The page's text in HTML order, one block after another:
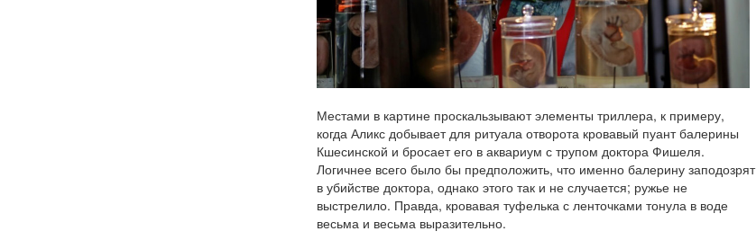
Местами в картине проскальзывают элементы триллера, к примеру,
когда Аликс добывает для ритуала отворота кровавый пуант балерины
Кшесинской и бросает его в аквариум с трупом доктора Фишеля.
Логичнее всего было бы предположить, что именно балерину заподозрят
в убийстве доктора, однако этого так и не случается; ружье не
выстрелило. Правда, кровавая туфелька с ленточками тонула в воде
весьма и весьма выразительно.